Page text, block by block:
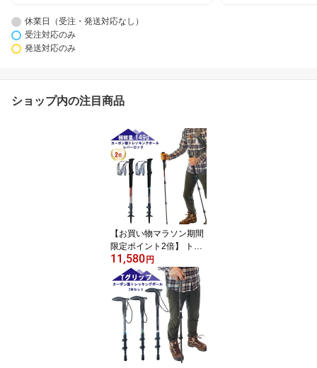
休業日（受注・発送対応なし）
受注対応のみ
発送対応のみ
ショップ内の注目商品
【お買い物マラソン期間
限定ポイント2倍】 トレ
ッキングポール カーボン
製 2本セット 超軽量149
g 最少55cm ラバーキャ
ップ2個、キャリーバッ
ク付き 伸縮 持ち運び ハ
イキング
11,580円